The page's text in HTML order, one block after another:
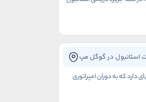
استانبول در گوگل مپ
که به دوران امپراتوری